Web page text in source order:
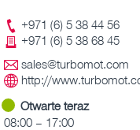
+971 (6) 5 38 44 56
+971 (6) 5 38 68 45
sales@turbomot.com
http://
Otwarte teraz
08:00 – 17:00